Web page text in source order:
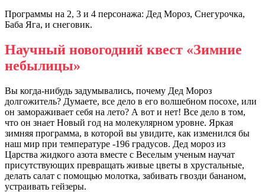
Программы на 2, 3 и 4 персонажа: Дед Мороз, Снегурочка,
Баба Яга, и снеговик.
Научный новогодний квест «Зимние
небылицы»
Вы когда-нибудь задумывались, почему Дед Мороз
долгожитель? Думаете, все дело в его волшебном посохе, или
он замораживает себя на лето? А вот и нет! Все дело в том,
что он знает Новый год на молекулярном уровне. Яркая
зимняя программа, в которой вы увидите, как изменился бы
наш мир при температуре -196 градусов. Дед мороз из
Царства жидкого азота вместе с Веселым ученым научат
присутствующих превращать живые цветы в хрустальные,
делать салат с помощью молотка, забивать гвозди бананом,
устраивать гейзеры.